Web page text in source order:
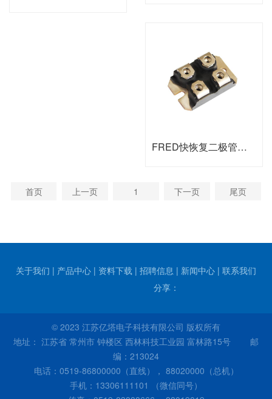
FRED快恢复二极管模块
首页 上一页 1 下一页 尾页
关于我们 | 产品中心 | 资料下载 | 招聘信息 | 新闻中心 | 联系我们
分享：
© 2023 江苏亿塔电子科技有限公司 版权所有
地址： 江苏省 常州市 钟楼区 西林科技工业园 富林路15号 邮
编：213024
电话：0519-86800000（直线）， 88020000（总机）
手机：13306111101 （微信同号）